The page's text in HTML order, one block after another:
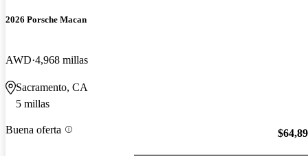
2026 Porsche Macan
AWD 4,968 millas
Sacramento, CA
5 millas
Buena oferta